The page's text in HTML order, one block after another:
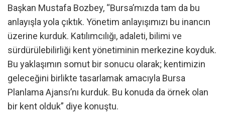
Başkan Mustafa Bozbey, “Bursa’mızda tam da bu
anlayışla yola çıktık. Yönetim anlayışımızı bu inancın
üzerine kurduk. Katılımcılığı, adaleti, bilimi ve
sürdürülebilirliği kent yönetiminin merkezine koyduk.
Bu yaklaşımın somut bir sonucu olarak; kentimizin
geleceğini birlikte tasarlamak amacıyla Bursa
Planlama Ajansı’nı kurduk. Bu konuda da örnek olan
bir kent olduk” diye konuştu.